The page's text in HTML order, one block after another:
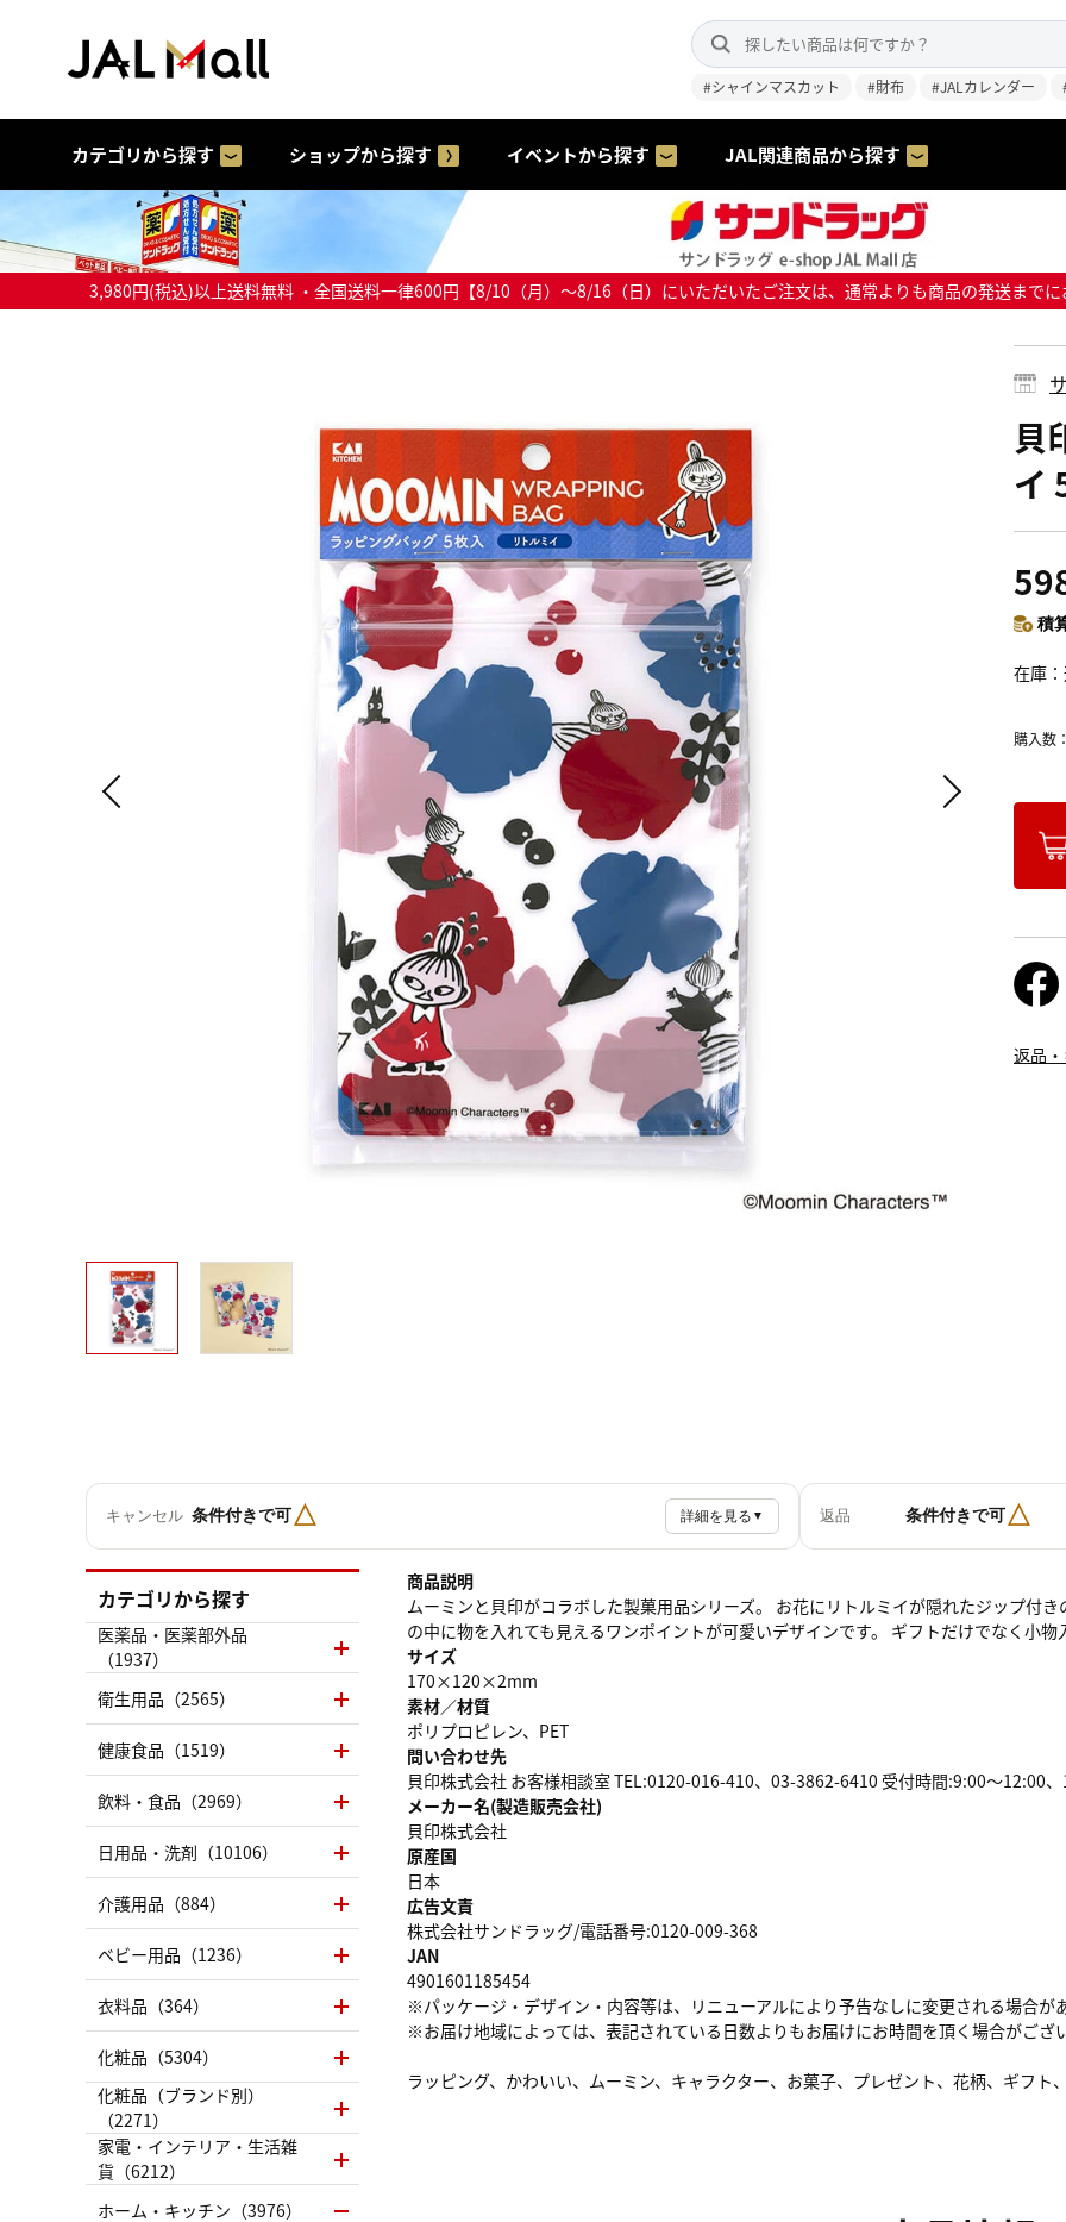
#シャインマスカット #財布 #JALカレンダー
カテゴリから探す ショップから探す イベントから探す JAL関連商品から探す
3,980円(税込)以上送料無料 ・全国送料一律600円【8/10（月）～8/16（日）にいただいたご注文は、通常よりも商品の発送まで
貝
イ
積
在庫
購入数
返品
キャンセル 条件付きで可△ 詳細を見る ▼ 返品 条件付きで可△
商品説明
ムーミンと貝印がコラボした製菓用品シリーズ。 お花にリトルミイが隠れたジップ付
の中に物を入れても見えるワンポイントが可愛いデザインです。 ギフトだけでなく小
サイズ
170×120×2mm
素材／材質
ポリプロピレン、PET
問い合わせ先
貝印株式会社 お客様相談室 TEL:0120-016-410、03-3862-6410 受付時間:9:00～12:00
メーカー名(製造販売会社)
貝印株式会社
原産国
日本
広告文責
株式会社サンドラッグ/電話番号:0120-009-368
JAN
4901601185454
※パッケージ・デザイン・内容等は、リニューアルにより予告なしに変更される場合が
※お届け地域によっては、表記されている日数よりもお届けにお時間を頂く場合がござ
ラッピング、かわいい、ムーミン、キャラクター、お菓子、プレゼント、花柄、ギフト
カテゴリから探す
医薬品・医薬部外品
（1937）
衛生用品（2565）
健康食品（1519）
飲料・食品（2969）
日用品・洗剤（10106）
介護用品（884）
ベビー用品（1236）
衣料品（364）
化粧品（5304）
化粧品（ブランド別）
（2271）
家電・インテリア・生活雑
貨（6212）
ホーム・キッチン（3976）